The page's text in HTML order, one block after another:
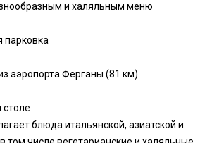
и халяльным меню
парковка
аэропорта Ферганы (81 км)
блюда итальянской, азиатской и